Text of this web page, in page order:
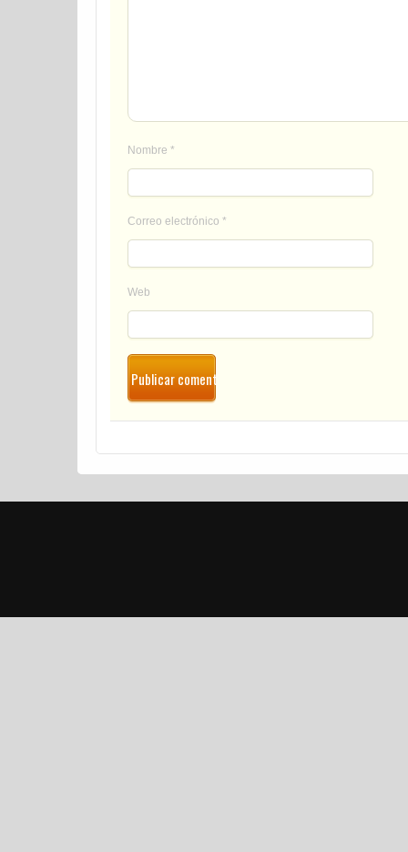
Nombre *
Correo electrónico *
Web